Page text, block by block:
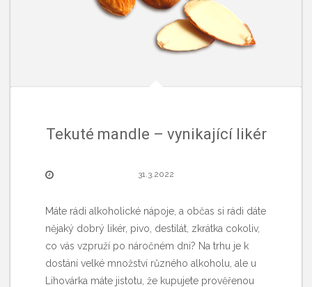
Tekuté mandle – vynikající likér
31.3.2022
Máte rádi alkoholické nápoje, a občas si rádi dáte
nějaký dobrý likér, pivo, destilát, zkrátka cokoliv,
co vás vzpruží po náročném dni? Na trhu je k
dostání velké množství různého alkoholu, ale u
Lihovárka máte jistotu, že kupujete prověřenou